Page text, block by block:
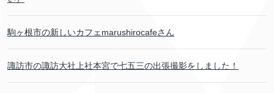
駒ヶ根市の新しいカフェmarushirocafeさん
諏訪市の諏訪大社上社本宮で七五三の出張撮影をしました！